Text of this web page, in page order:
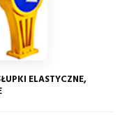
ELASTYCZNE,